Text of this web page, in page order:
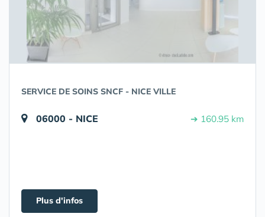
SERVICE DE SOINS SNCF - NICE VILLE
06000 - NICE ➔ 160.95 km
Plus d'infos